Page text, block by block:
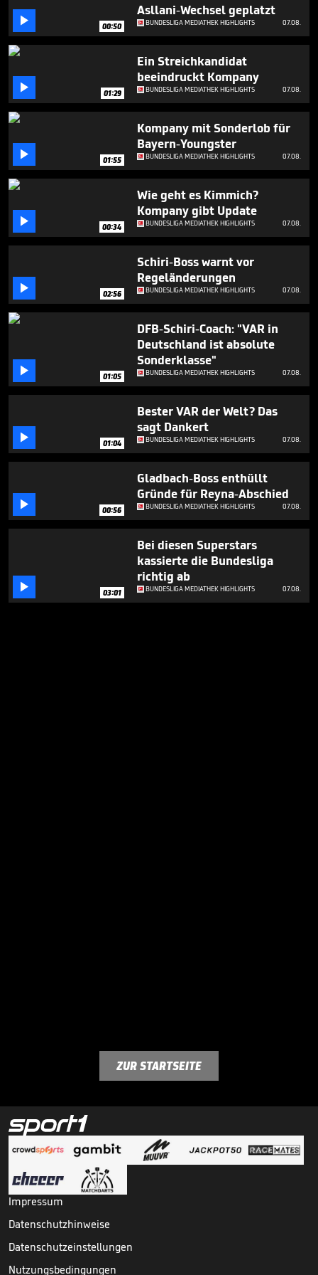
3
minutes,
4  00:50
Asllani-Wechsel geplatzt
BUNDESLIGA MEDIATHEK HIGHLIGHTS 07.08.
 01:29
Ein Streichkandidat
beeindruckt Kompany
BUNDESLIGA MEDIATHEK HIGHLIGHTS 07.08.
 01:55
Kompany mit Sonderlob für
Bayern-Youngster
BUNDESLIGA MEDIATHEK HIGHLIGHTS 07.08.
 00:34
Wie geht es Kimmich?
Kompany gibt Update
BUNDESLIGA MEDIATHEK HIGHLIGHTS 07.08.
 02:56
Schiri-Boss warnt vor
Regeländerungen
BUNDESLIGA MEDIATHEK HIGHLIGHTS 07.08.
 01:05
DFB-Schiri-Coach: "VAR in
Deutschland ist absolute
Sonderklasse"
BUNDESLIGA MEDIATHEK HIGHLIGHTS 07.08.
 01:04
Bester VAR der Welt? Das
sagt Dankert
BUNDESLIGA MEDIATHEK HIGHLIGHTS 07.08.
 00:56
Gladbach-Boss enthüllt
Gründe für Reyna-Abschied
BUNDESLIGA MEDIATHEK HIGHLIGHTS 07.08.
 03:01
Bei diesen Superstars
kassierte die Bundesliga
richtig ab
BUNDESLIGA MEDIATHEK HIGHLIGHTS 07.08.
ZUR STARTSEITE
Impressum
Datenschutzhinweise
Datenschutzeinstellungen
Nutzungsbedingungen